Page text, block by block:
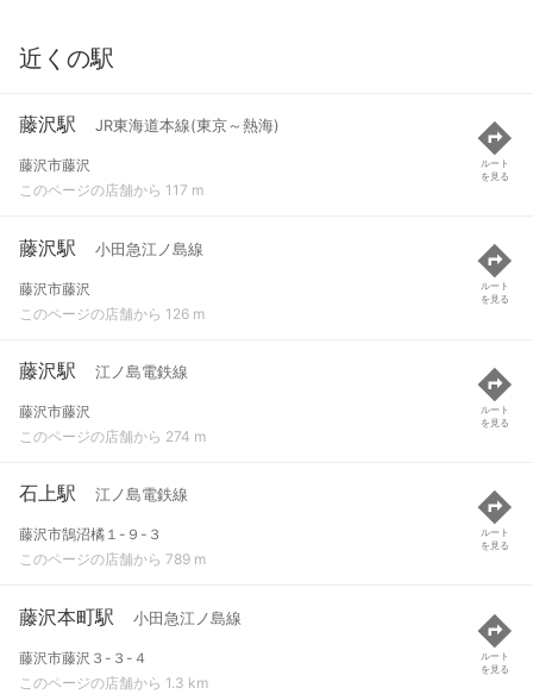
近くの駅
藤沢駅 JR東海道本線(東京～熱海)
藤沢市藤沢
このページの店舗から 117 m
ルート
を見る
藤沢駅 小田急江ノ島線
藤沢市藤沢
このページの店舗から 126 m
ルート
を見る
藤沢駅 江ノ島電鉄線
藤沢市藤沢
このページの店舗から 274 m
ルート
を見る
石上駅 江ノ島電鉄線
藤沢市鵠沼橘１-９-３
このページの店舗から 789 m
ルート
を見る
藤沢本町駅 小田急江ノ島線
藤沢市藤沢３-３-４
このページの店舗から 1.3 km
ルート
を見る